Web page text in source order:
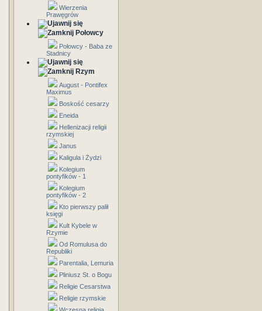
Wierzenia
Prawęgrów
Połowcy
Połowcy - Baba ze
Stadnicy
Rzym
August - Pontifex
Maximus
Boskość cesarzy
Eneida
Hellenizacji religii
rzymskiej
Janus
Kaligula i Żydzi
Kolegium
pontyfików - 1
Kolegium
pontyfików - 2
Kto pierwszy palił
księgi
Kult Kybele w
Rzymie
Od Romulusa do
Republiki
Parentalia, Lemuria
Pliniusz St. o Bogu
Religie Cesarstwa
Religie rzymskie